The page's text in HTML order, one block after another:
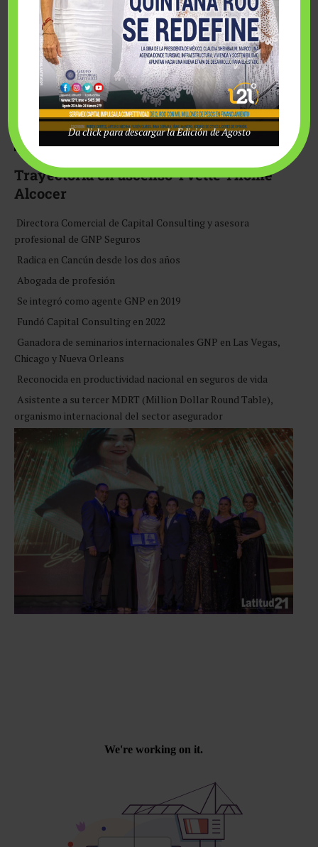
Trayectoriaen ascensoYvette Thome
Alcocer
Directora Comercial de Capital Consulting y asesora
profesional de GNP Seguros
Radica en Cancún desde los dos años
Abogada de profesión
Se integró como agente GNP en 2019
Fundó Capital Consulting en 2022
Ganadora de seminarios internacionales GNP en Las Vegas,
Chicago y Nueva Orleans
Reconocida en productividad nacional en seguros de vida
Asistente a su tercer MDRT (Million Dollar Round Table),
organismo internacional del sector asegurador
Da click para descargar la Edición de Agosto